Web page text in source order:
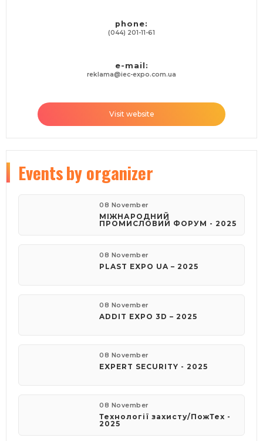
phone:
(044) 201-11-61
e-mail:
reklama@iec-expo.com.ua
Visit website
Eventsby organizer
08 November
МІЖНАРОДНИЙ
ПРОМИСЛОВИЙ ФОРУМ - 2025
08 November
PLAST EXPO UA – 2025
08 November
ADDIT EXPO 3D – 2025
08 November
EXPERT SECURITY - 2025
08 November
Технології захисту/ПожТех -
2025